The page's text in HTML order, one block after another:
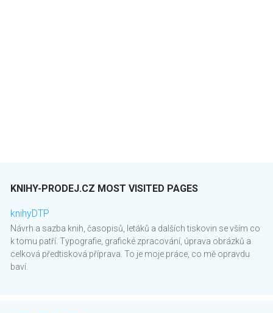
KNIHY-PRODEJ.CZ MOST VISITED PAGES
knihyDTP
Návrh a sazba knih, časopisů, letáků a dalších tiskovin se vším co
k tomu patří. Typografie, grafické zpracování, úprava obrázků a
celková předtisková příprava. To je moje práce, co mě opravdu
baví.